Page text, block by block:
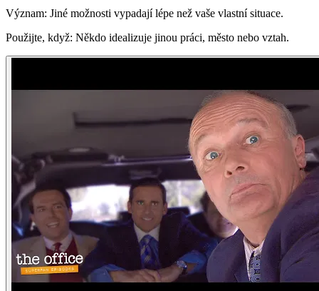
Význam: Jiné možnosti vypadají lépe než vaše vlastní situace.
Použijte, když: Někdo idealizuje jinou práci, město nebo vztah.